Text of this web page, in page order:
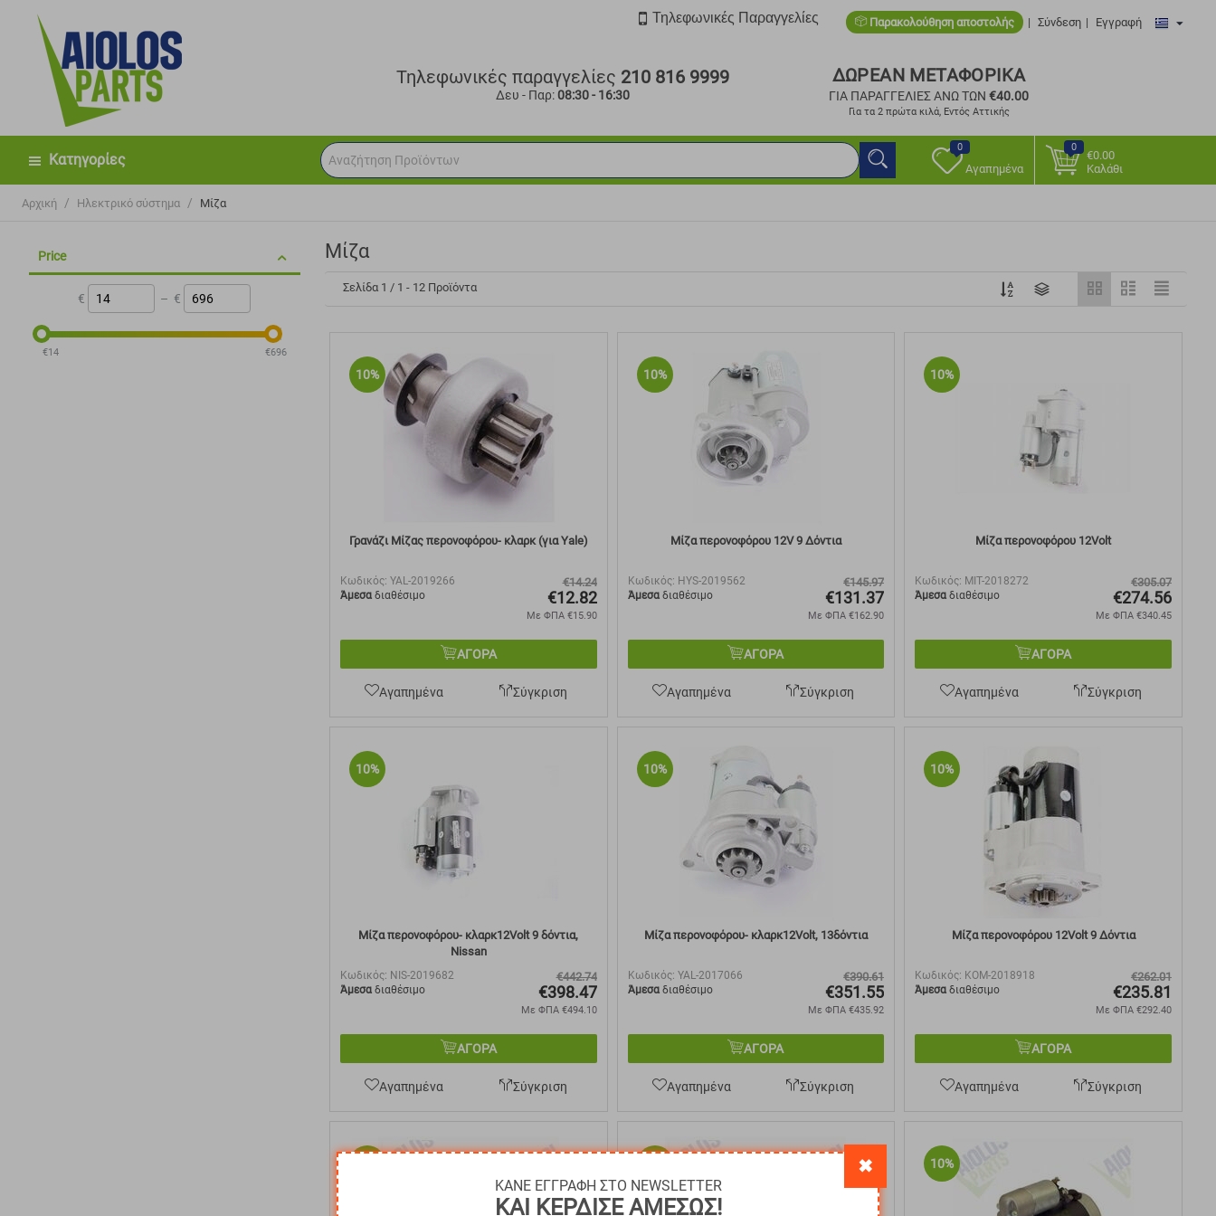
Παρακολούθηση αποστολής Σύνδεση Εγγραφή
Τηλεφωνικές Παραγγελίες
Τηλεφωνικές παραγγελίες 210 816 9999
Δευ - Παρ:08:30 - 16:30
ΔΩΡΕΑΝ ΜΕΤΑΦΟΡΙΚΑ
ΓΙΑ ΠΑΡΑΓΓΕΛΙΕΣ ΑΝΩ ΤΩΝ€40.00
Για τα 2 πρώτα κιλά, Εντός Αττικής
Κατηγορίες
0
Αγαπημένα
0
€0.00
Καλάθι
Αρχική / Ηλεκτρικό σύστημα / Μίζα
Price
€ –€
‎€14 ‎€696
Μίζα
Σελίδα 1 / 1 - 12 Προϊόντα
10%
Γρανάζι Μίζας περονοφόρου- κλαρκ (για Yale)
Κωδικός: YAL-2019266
Άμεσαδιαθέσιμο
€14.24
€12.82
Με ΦΠΑ €15.90
ΑΓΟΡΑ
Αγαπημένα Σύγκριση
10%
Μίζα περονοφόρου 12V 9 Δόντια
Κωδικός: HYS-2019562
Άμεσαδιαθέσιμο
€145.97
€131.37
Με ΦΠΑ €162.90
ΑΓΟΡΑ
Αγαπημένα Σύγκριση
10%
Μίζα περονοφόρου 12Volt
Κωδικός: MIT-2018272
Άμεσα διαθέσιμο
€305.07
€274.56
Με ΦΠΑ €340.45
ΑΓΟΡΑ
Αγαπημένα Σύγκριση
10%
Μίζα περονοφόρου- κλαρκ12Volt 9 δόντια,
Nissan
Κωδικός: NIS-2019682
Άμεσαδιαθέσιμο
€442.74
€398.47
Με ΦΠΑ €494.10
ΑΓΟΡΑ
Αγαπημένα Σύγκριση
10%
Μίζα περονοφόρου- κλαρκ12Volt, 13δόντια
Κωδικός: YAL-2017066
Άμεσαδιαθέσιμο
€390.61
€351.55
Με ΦΠΑ €435.92
ΑΓΟΡΑ
Αγαπημένα Σύγκριση
10%
Μίζα περονοφόρου 12Volt 9 Δόντια
Κωδικός: KOM-2018918
Άμεσα διαθέσιμο
€262.01
€235.81
Με ΦΠΑ €292.40
ΑΓΟΡΑ
Αγαπημένα Σύγκριση
10%
✖
ΚΑΝΕ ΕΓΓΡΑΦΗ ΣΤΟ NEWSLETTER
ΚΑΙ ΚΕΡΔΙΣΕ ΑΜΕΣΩΣ!